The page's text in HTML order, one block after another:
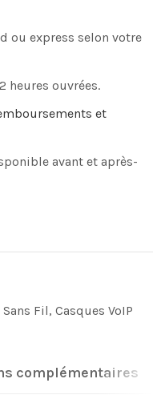
ou express selon votre
heures ouvrées.
et
avant et après-
Fil, Casques VoIP
complémentaires